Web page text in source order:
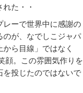
た・・
レーで世界中に感謝の
のが、なでしこジャパ
ら目線」ではなく
顔。この雰囲気作りを
を投じたのではないで